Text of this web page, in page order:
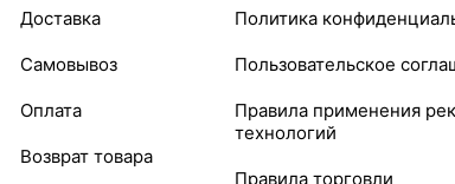
Доставка
Самовывоз
Оплата
Возврат товара
Политика
Пользовательское
Правила применения
технологий
Правила торговли